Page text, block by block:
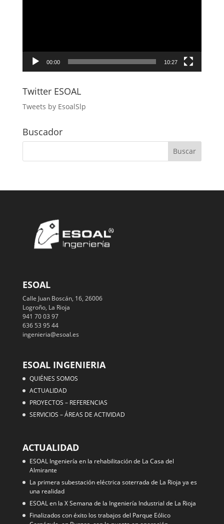
00:00 10:27
Twitter ESOAL
Tweets by EsoalSlp
Buscador
ESOAL
Calle Juan Boscán, 16, 26006
Logroño, La Rioja
941 70 03 97
636 53 95 44
ingenieria@esoal.es
ESOAL INGENIERIA
QUIÉNES SOMOS
ACTUALIDAD
PROYECTOS – REFERENCIAS
SERVICIOS – ÁREAS DE ACTIVIDAD
ACTUALIDAD
ESOAL Ingeniería en la rehabilitación de La Casa del
Almirante
La primera subestación eléctrica soterrada de La Rioja ya es
una realidad
ESOAL en la X Semana de la Ingeniería Industrial de La Rioja
Finalizados con éxito los trabajos del Parque Eólico